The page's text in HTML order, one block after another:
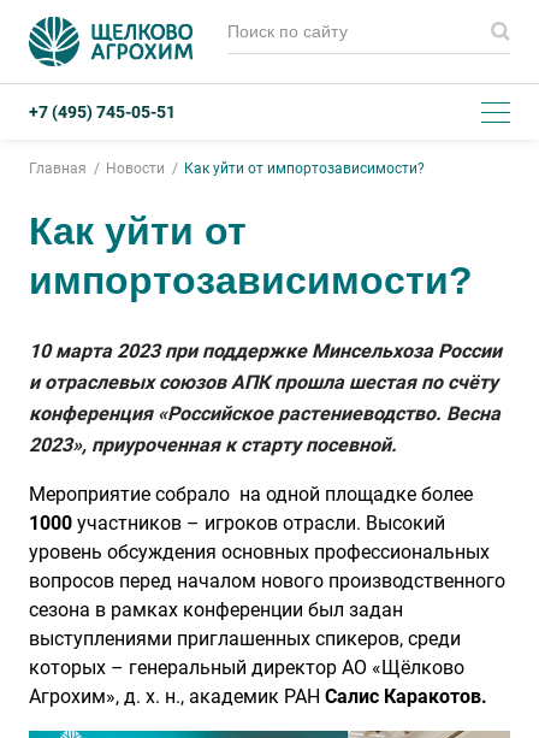
+7 (495) 745-05-51
Главная Новости Как уйти от импортозависимости?
Как уйти от
импортозависимости?
10 марта 2023 при поддержке Минсельхоза России
и отраслевых союзов АПК прошла шестая по счёту
конференция «Российское растениеводство. Весна
2023», приуроченная к старту посевной.
Мероприятие собрало на одной площадке более
1000 участников – игроков отрасли. Высокий
уровень обсуждения основных профессиональных
вопросов перед началом нового производственного
сезона в рамках конференции был задан
выступлениями приглашенных спикеров, среди
которых – генеральный директор АО «Щёлково
Агрохим», д. х. н., академик РАН Салис Каракотов.